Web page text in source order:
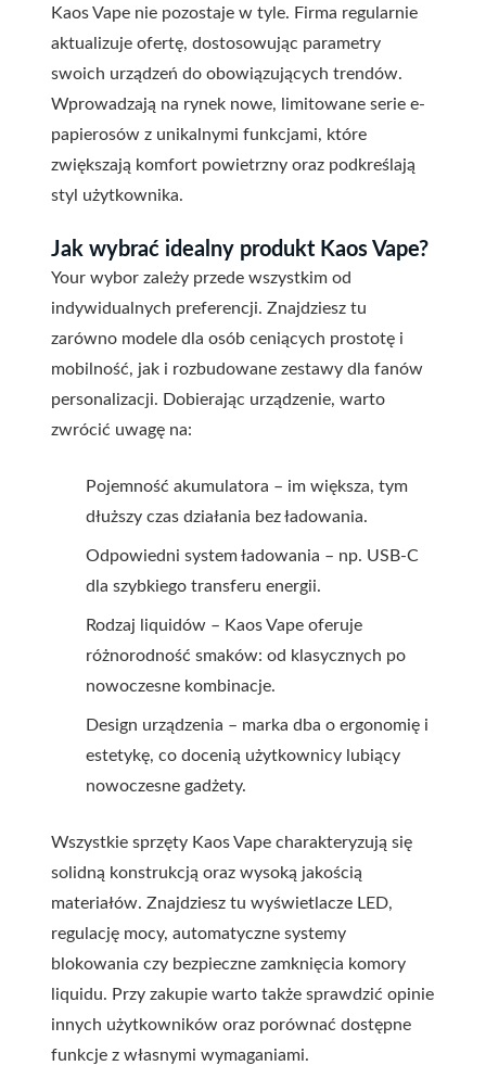
Kaos Vape nie pozostaje w tyle. Firma regularnie
aktualizuje ofertę, dostosowując parametry
swoich urządzeń do obowiązujących trendów.
Wprowadzają na rynek nowe, limitowane serie e-
papierosów z unikalnymi funkcjami, które
zwiększają komfort powietrzny oraz podkreślają
styl użytkownika.
Jak wybrać idealny produkt Kaos Vape?
Your wybor zależy przede wszystkim od
indywidualnych preferencji. Znajdziesz tu
zarówno modele dla osób ceniących prostotę i
mobilność, jak i rozbudowane zestawy dla fanów
personalizacji. Dobierając urządzenie, warto
zwrócić uwagę na:
Pojemność akumulatora – im większa, tym
dłuższy czas działania bez ładowania.
Odpowiedni system ładowania – np. USB-C
dla szybkiego transferu energii.
Rodzaj liquidów – Kaos Vape oferuje
różnorodność smaków: od klasycznych po
nowoczesne kombinacje.
Design urządzenia – marka dba o ergonomię i
estetykę, co docenią użytkownicy lubiący
nowoczesne gadżety.
Wszystkie sprzęty Kaos Vape charakteryzują się
solidną konstrukcją oraz wysoką jakością
materiałów. Znajdziesz tu wyświetlacze LED,
regulację mocy, automatyczne systemy
blokowania czy bezpieczne zamknięcia komory
liquidu. Przy zakupie warto także sprawdzić opinie
innych użytkowników oraz porównać dostępne
funkcje z własnymi wymaganiami.